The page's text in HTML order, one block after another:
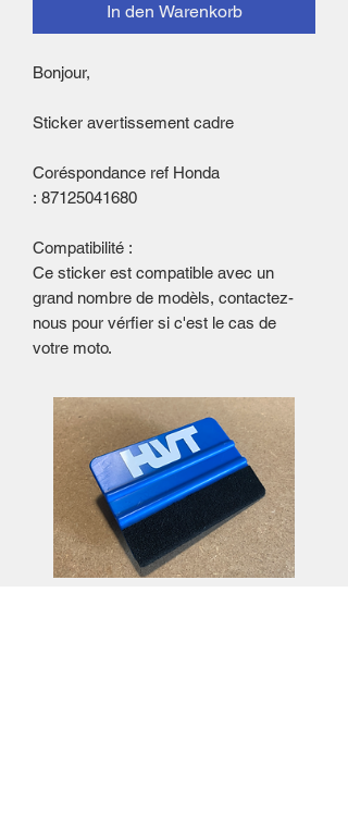
In den Warenkorb
Bonjour,
Sticker avertissement cadre
Coréspondance ref Honda
: 87125041680
Compatibilité :
Ce sticker est compatible avec un
grand nombre de modèls, contactez-
nous pour vérfier si c'est le cas de
votre moto.